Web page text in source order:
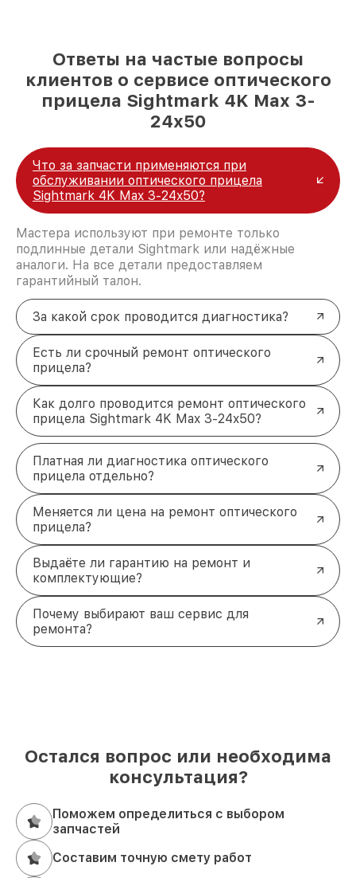
Ответы на частые вопросы
клиентов о сервисе оптического
прицела Sightmark 4K Max 3-
24x50
Что за запчасти применяются при
обслуживании оптического прицела
Sightmark 4K Max 3-24x50?
Мастера используют при ремонте только
подлинные детали Sightmark или надёжные
аналоги. На все детали предоставляем
гарантийный талон.
За какой срок проводится диагностика?
Есть ли срочный ремонт оптического
прицела?
Как долго проводится ремонт оптического
прицела Sightmark 4K Max 3-24x50?
Платная ли диагностика оптического
прицела отдельно?
Меняется ли цена на ремонт оптического
прицела?
Выдаёте ли гарантию на ремонт и
комплектующие?
Почему выбирают ваш сервис для
ремонта?
Остался вопрос или необходима
консультация?
Поможем определиться с выбором
запчастей
Составим точную смету работ